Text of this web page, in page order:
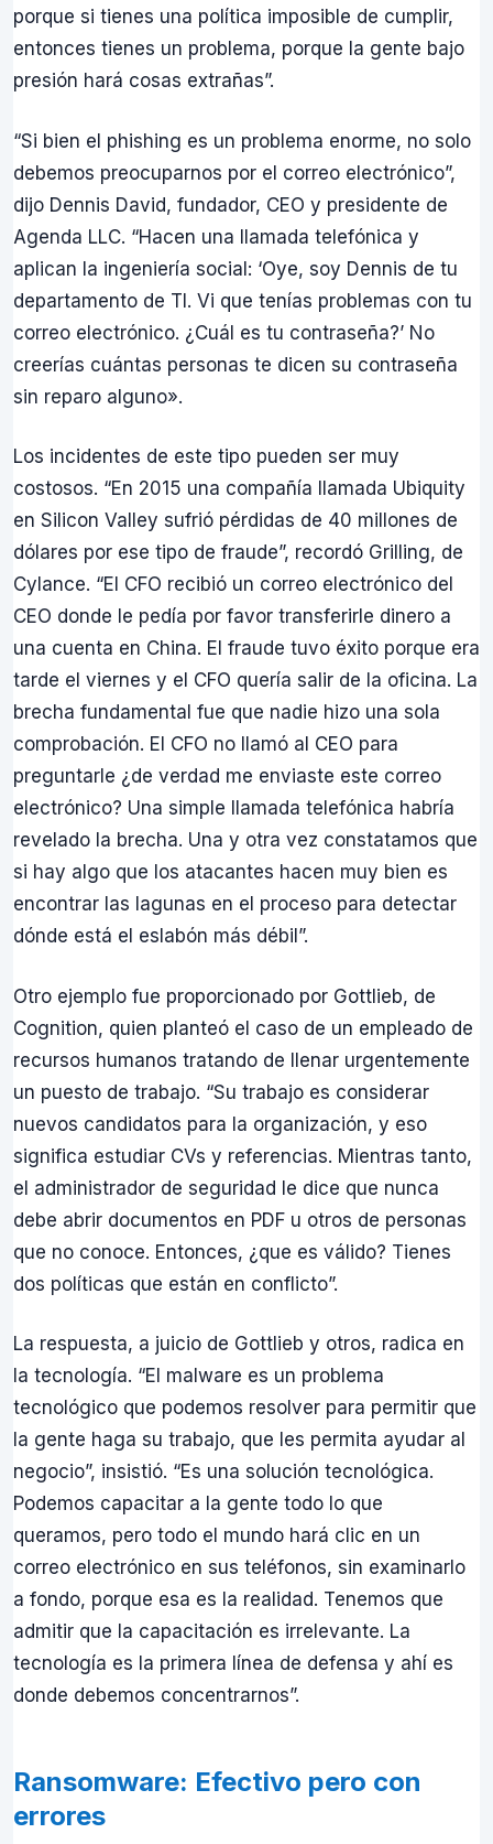
porque si tienes una política imposible de cumplir,
entonces tienes un problema, porque la gente bajo
presión hará cosas extrañas”.
“Si bien el phishing es un problema enorme, no solo
debemos preocuparnos por el correo electrónico”,
dijo Dennis David, fundador, CEO y presidente de
Agenda LLC. “Hacen una llamada telefónica y
aplican la ingeniería social: ‘Oye, soy Dennis de tu
departamento de TI. Vi que tenías problemas con tu
correo electrónico. ¿Cuál es tu contraseña?’ No
creerías cuántas personas te dicen su contraseña
sin reparo alguno».
Los incidentes de este tipo pueden ser muy
costosos. “En 2015 una compañía llamada Ubiquity
en Silicon Valley sufrió pérdidas de 40 millones de
dólares por ese tipo de fraude”, recordó Grilling, de
Cylance. “El CFO recibió un correo electrónico del
CEO donde le pedía por favor transferirle dinero a
una cuenta en China. El fraude tuvo éxito porque era
tarde el viernes y el CFO quería salir de la oficina. La
brecha fundamental fue que nadie hizo una sola
comprobación. El CFO no llamó al CEO para
preguntarle ¿de verdad me enviaste este correo
electrónico? Una simple llamada telefónica habría
revelado la brecha. Una y otra vez constatamos que
si hay algo que los atacantes hacen muy bien es
encontrar las lagunas en el proceso para detectar
dónde está el eslabón más débil”.
Otro ejemplo fue proporcionado por Gottlieb, de
Cognition, quien planteó el caso de un empleado de
recursos humanos tratando de llenar urgentemente
un puesto de trabajo. “Su trabajo es considerar
nuevos candidatos para la organización, y eso
significa estudiar CVs y referencias. Mientras tanto,
el administrador de seguridad le dice que nunca
debe abrir documentos en PDF u otros de personas
que no conoce. Entonces, ¿que es válido? Tienes
dos políticas que están en conflicto”.
La respuesta, a juicio de Gottlieb y otros, radica en
la tecnología. “El malware es un problema
tecnológico que podemos resolver para permitir que
la gente haga su trabajo, que les permita ayudar al
negocio”, insistió. “Es una solución tecnológica.
Podemos capacitar a la gente todo lo que
queramos, pero todo el mundo hará clic en un
correo electrónico en sus teléfonos, sin examinarlo
a fondo, porque esa es la realidad. Tenemos que
admitir que la capacitación es irrelevante. La
tecnología es la primera línea de defensa y ahí es
donde debemos concentrarnos”.
Ransomware: Efectivo pero con
errores